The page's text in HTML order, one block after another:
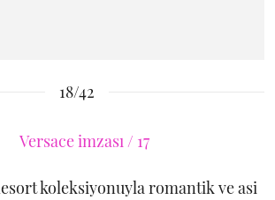
18/42
koleksiyonuyla romantik ve asi